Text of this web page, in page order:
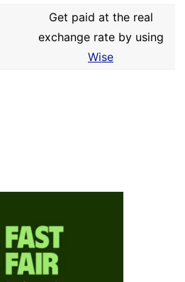
Get paid at the real
exchange rate by using
Wise